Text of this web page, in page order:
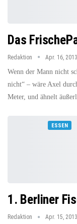
Das
Redaktion Apr. 16, 2013
Wenn der Mann nicht
nicht“ – wäre Axel
Meter, und ähnelt
ESSEN
1. Berliner
Redaktion Apr. 15, 2013